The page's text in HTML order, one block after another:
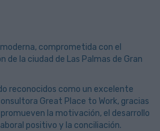
comprometida con el
la ciudad de Las Palmas de Gran
reconocidos como un excelente
Great Place to Work, gracias
la motivación, el desarrollo
positivo y la conciliación.